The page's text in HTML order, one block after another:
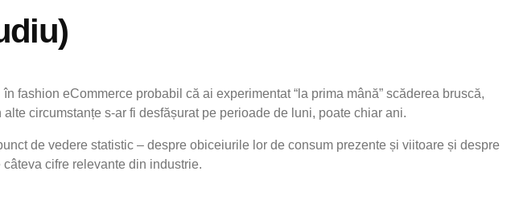
fashion eCommerce probabil că ai experimentat “la prima mână” scăderea bruscă,
circumstanțe s-ar fi desfășurat pe perioade de luni, poate chiar ani.
de vedere statistic – despre obiceiurile lor de consum prezente și viitoare și despre
cifre relevante din industrie.